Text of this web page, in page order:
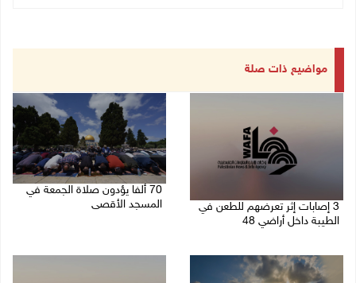
مواضيع ذات صلة
3 إصابات إثر تعرضهم للطعن في
الطيبة داخل أراضي 48
70 ألفا يؤدون صلاة الجمعة في
المسجد الأقصى